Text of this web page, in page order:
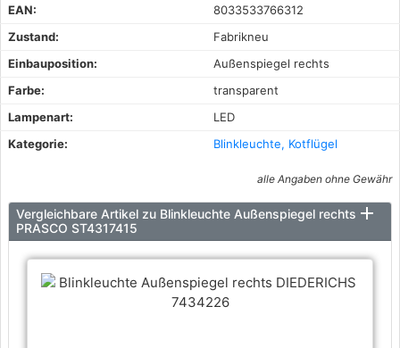
EAN:
8033533766312
Zustand:
Fabrikneu
Einbauposition:
Außenspiegel rechts
Farbe:
transparent
Lampenart:
LED
Kategorie:
Blinkleuchte, Kotflügel
alle Angaben ohne Gewähr
Vergleichbare Artikel zu Blinkleuchte Außenspiegel rechts
PRASCO ST4317415